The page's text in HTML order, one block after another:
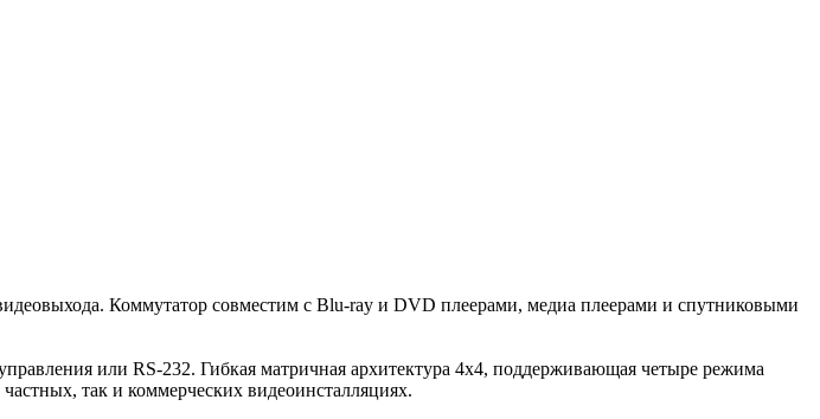
Коммутатор совместим с Blu-ray и DVD плеерами, медиа плеерами и спутниковыми
или RS-232. Гибкая матричная архитектура 4x4, поддерживающая четыре режима
так и коммерческих видеоинсталляциях.